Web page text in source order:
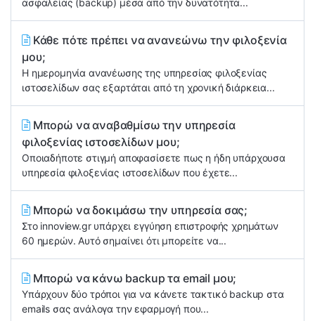
Κάθε πότε πρέπει να ανανεώνω την φιλοξενία
μου;
Η ημερομηνία ανανέωσης της υπηρεσίας φιλοξενίας
ιστοσελίδων σας εξαρτάται από τη χρονική διάρκεια...
Μπορώ να αναβαθμίσω την υπηρεσία
φιλοξενίας ιστοσελίδων μου;
Οποιαδήποτε στιγμή αποφασίσετε πως η ήδη υπάρχουσα
υπηρεσία φιλοξενίας ιστοσελίδων που έχετε...
Μπορώ να δοκιμάσω την υπηρεσία σας;
Στο innoview.gr υπάρχει εγγύηση επιστροφής χρημάτων
60 ημερών. Αυτό σημαίνει ότι μπορείτε να...
Μπορώ να κάνω backup τα email μου;
Υπάρχουν δύο τρόποι για να κάνετε τακτικό backup στα
emails σας ανάλογα την εφαρμογή που...